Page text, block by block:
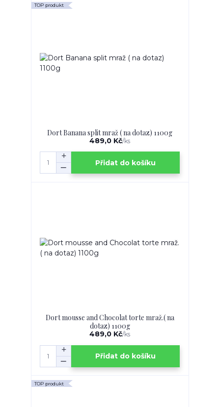
TOP produkt
Dort Banana split mraž ( na dotaz) 1100g
489,0 Kč/ks
Přidat do košíku
Dort mousse and Chocolat torte mraž.( na
dotaz) 1100g
489,0 Kč/ks
Přidat do košíku
TOP produkt